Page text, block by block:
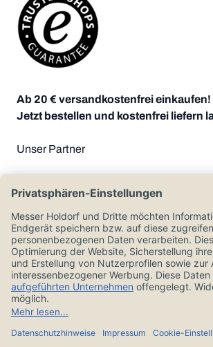
Ab 20 € versandkostenfrei einkaufen!
Jetzt bestellen und kostenfrei liefern
Unser Partner
Zahlungsoptionen